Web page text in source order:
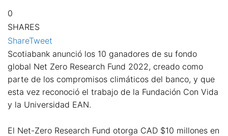
0
SHARES
ShareTweet
Scotiabank anunció los 10 ganadores de su fondo
global Net Zero Research Fund 2022, creado como
parte de los compromisos climáticos del banco, y que
esta vez reconoció el trabajo de la Fundación Con Vida
y la Universidad EAN.
El Net-Zero Research Fund otorga CAD $10 millones en